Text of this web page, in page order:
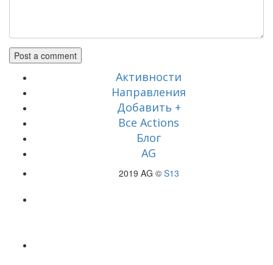
Активности
Направления
Добавить +
Все Actions
Блог
AG
2019 AG © S13